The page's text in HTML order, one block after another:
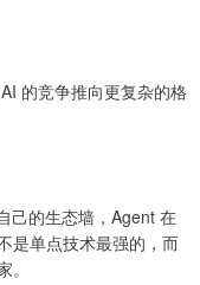
的竞争推向更复杂的格
己的生态墙，Agent 在
是单点技术最强的，而